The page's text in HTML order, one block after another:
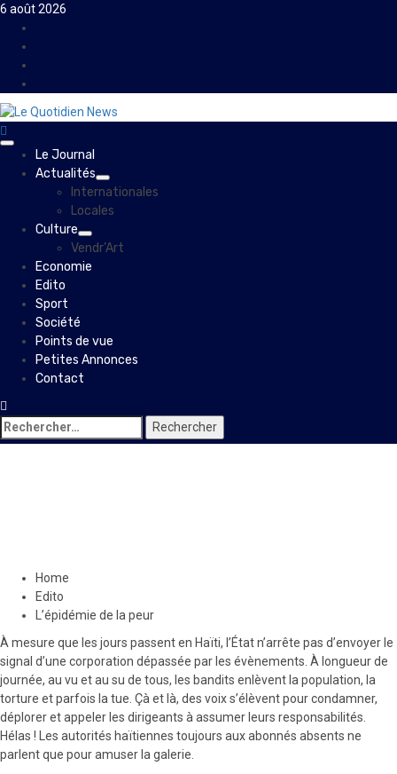
Skip
content
6 août 2026
Primary
Menu
Le Journal
Actualités
Internationales
Locales
Culture
Vendr’Art
Economie
Edito
Sport
Société
Points de vue
Petites Annonces
Contact
Rechercher :
Home
Edito
L’épidémie de la peur
À mesure que les jours passent en Haïti, l’État n’arrête pas d’envoyer le
signal d’une corporation dépassée par les évènements. À longueur de
journée, au vu et au su de tous, les bandits enlèvent la population, la
torture et parfois la tue. Çà et là, des voix s’élèvent pour condamner,
déplorer et appeler les dirigeants à assumer leurs responsabilités.
Hélas ! Les autorités haïtiennes toujours aux abonnés absents ne
parlent que pour amuser la galerie.